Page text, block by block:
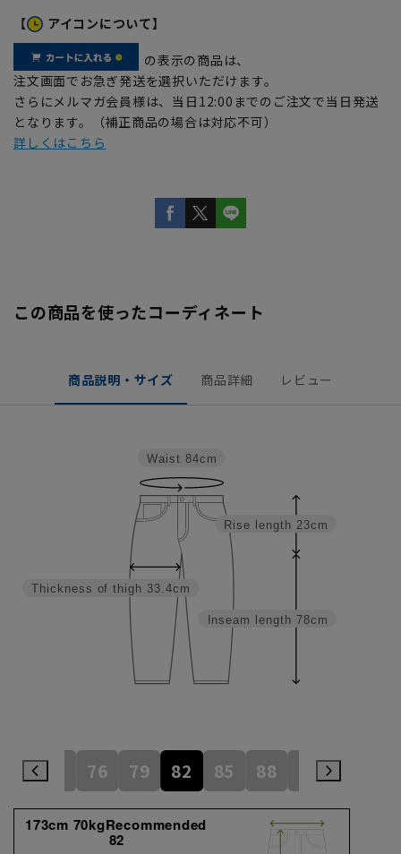
【 アイコンについて】
の表示の商品は、
注文画面でお急ぎ発送を選択いただけます。
さらにメルマガ会員様は、当日12:00までのご注文で当日発送
となります。（補正商品の場合は対応不可）
詳しくはこちら
この商品を使ったコーディネート
商品説明・サイズ 商品詳細 レビュー
Inseam length 78cm
Rise length 23cm
Thickness of thigh 33.4cm
Waist 84cm
73 76 79 82 85 88 91
173cm 70kgRecommended
82